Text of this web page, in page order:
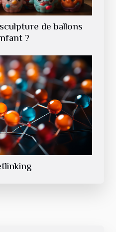
de ballons
?